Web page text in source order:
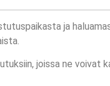
ja
joissa ne voivat